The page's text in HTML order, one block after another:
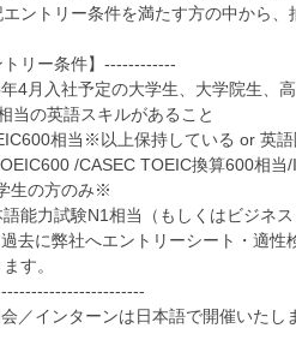
エントリー条件を満たす方の中から
トリー条件】------------
4月入社予定の大学生、大学院生、
当の英語スキルがあること
相当※以上保持している or 英
/CASEC TOEIC換算600相当/
生の方のみ※
語能力試験N1相当（もしくはビジネ
去に弊社へエントリーシート・適性
す。
／インターンは日本語で開催いたし